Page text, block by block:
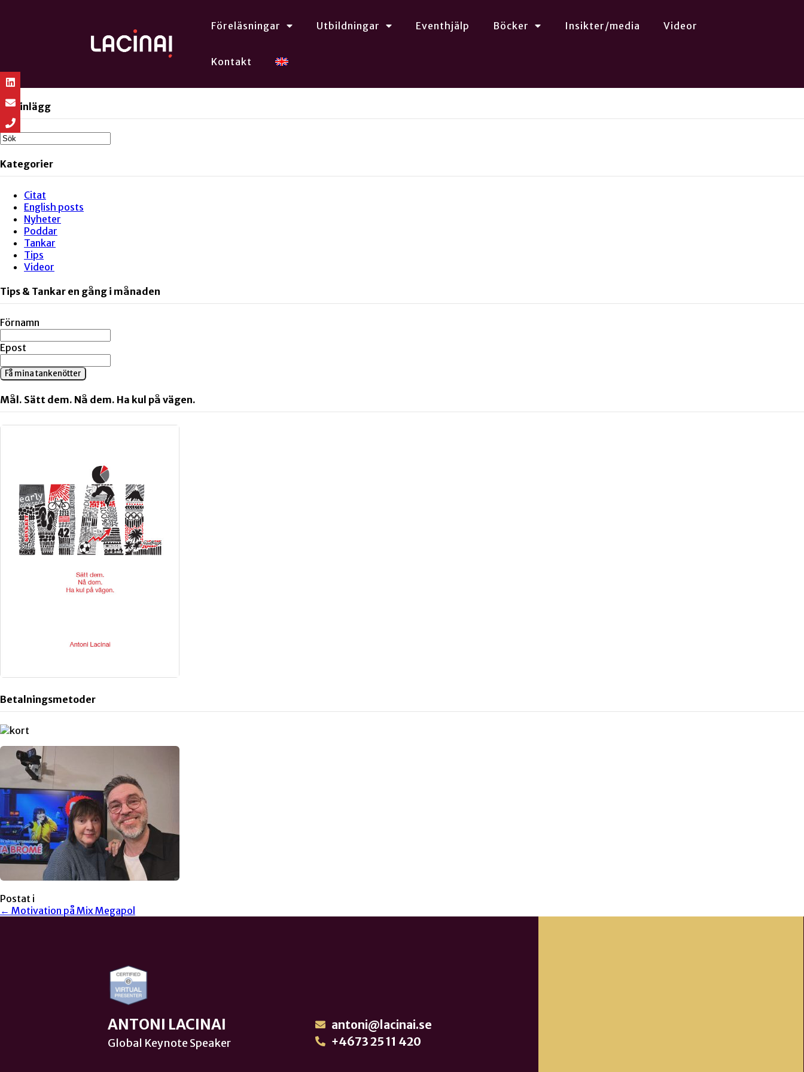
Föreläsningar Utbildningar Eventhjälp Böcker Insikter/media Videor
Kontakt
Sök inlägg
Kategorier
Citat
English posts
Nyheter
Poddar
Tankar
Tips
Videor
Tips & Tankar en gång i månaden
Förnamn
Epost
Få mina tankenötter
Mål. Sätt dem. Nå dem. Ha kul på vägen.
Betalningsmetoder
Postat i
← Motivation på Mix Megapol
ANTONI LACINAI
Global Keynote Speaker
antoni@lacinai.se
+4673 25 11 420